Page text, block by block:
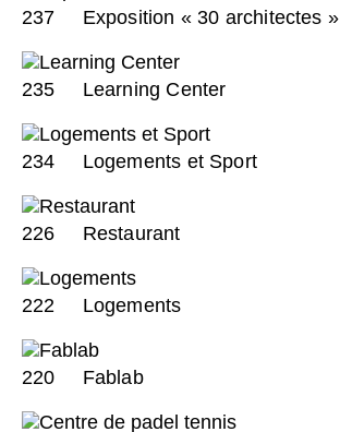
237 Exposition « 30 architectes »
235 Learning Center
234 Logements et Sport
226 Restaurant
222 Logements
220 Fablab